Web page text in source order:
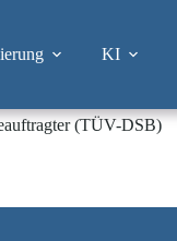
KI
(TÜV-DSB)